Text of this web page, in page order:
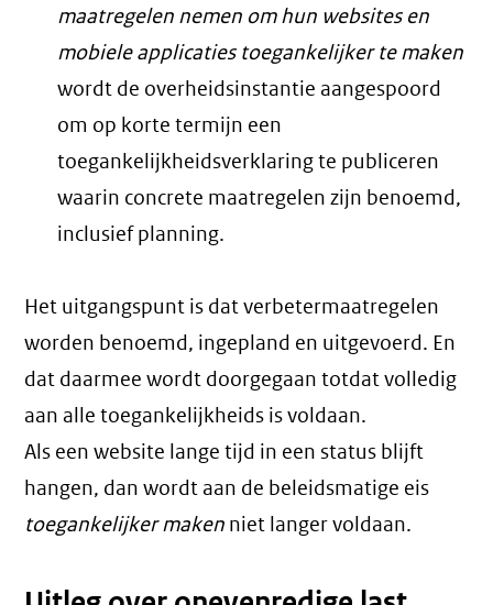
maatregelen nemen om hun websites en
mobiele applicaties toegankelijker te maken
wordt de overheidsinstantie aangespoord
om op korte termijn een
toegankelijkheidsverklaring te publiceren
waarin concrete maatregelen zijn benoemd,
inclusief planning.
Het uitgangspunt is dat verbetermaatregelen
worden benoemd, ingepland en uitgevoerd. En
dat daarmee wordt doorgegaan totdat volledig
aan alle toegankelijkheids is voldaan.
Als een website lange tijd in een status blijft
hangen, dan wordt aan de beleidsmatige eis
toegankelijker maken niet langer voldaan.